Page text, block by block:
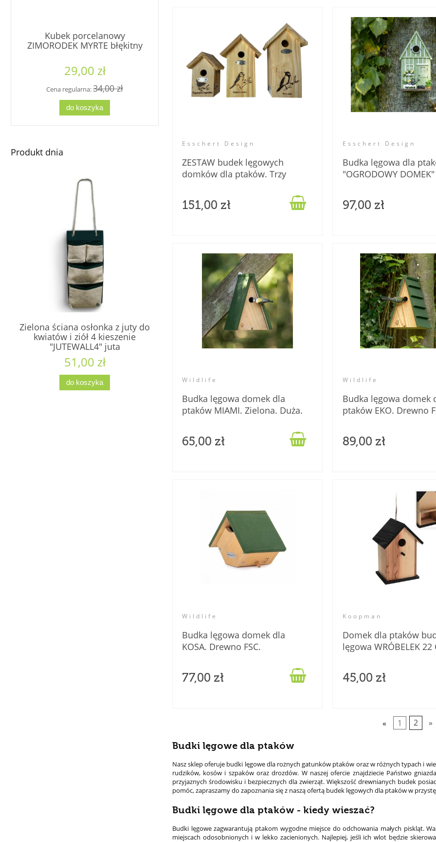
Kubek porcelanowy
ZIMORODEK MYRTE błękitny
29,00 zł
Cena regularna:34,00 zł
do koszyka
Kubek porcelanowy KOWALIK
MYRTE różowy
29,00 zł
Cena regularna:34,00 zł
Kubek porcelanowy
CZUBATKA MYRTE
29,00 zł
Cena regularna:34,00 zł
do koszyka
Produkt dnia
Zielona ściana osłonka z juty do
kwiatów i ziół 4 kieszenie
"JUTEWALL4" juta
51,00 zł
do koszyka
Esschert Design
ZESTAW budek lęgowych
domków dla ptaków. Trzy
151,00 zł

Esschert Design
Budka lęgowa dla
"OGRODOWY
97,00 zł
Wildlife
Budka lęgowa domek dla
ptaków MIAMI. Zielona. Duża.
65,00 zł 
Wildlife
Budka lęgowa domek
ptaków EKO. Drewno
89,00 zł
Wildlife
Budka lęgowa domek dla
KOSA. Drewno FSC.
77,00 zł 
Koopman
Domek dla ptaków
lęgowa WRÓBELEK 22
45,00 zł
« 1 2 »
Budki lęgowe dla ptaków
Nasz sklep oferuje budki lęgowe dla rożnych gatunków ptaków oraz w różnych typach i
rudzików, kosów i szpaków oraz drozdów. W naszej ofercie znajdziecie Państwo
przyjaznych środowisku i bezpiecznych dla zwierząt. Większość drewnianych budek
pomóc, zapraszamy do zapoznania się z naszą ofertą budek lęgowych dla ptaków w
Budki lęgowe dla ptaków - kiedy wieszać?
Budki lęgowe zagwarantują ptakom wygodne miejsce do odchowania małych piskląt.
miejscach odosobnionych i w lekko zacienionych. Najlepiej, jeśli ich wlot będzie